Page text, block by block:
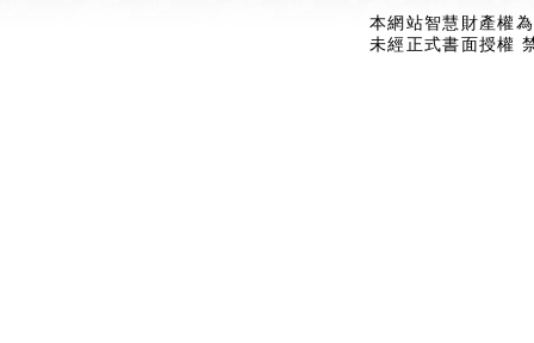
本網站智慧財產權
未經正式書面授權